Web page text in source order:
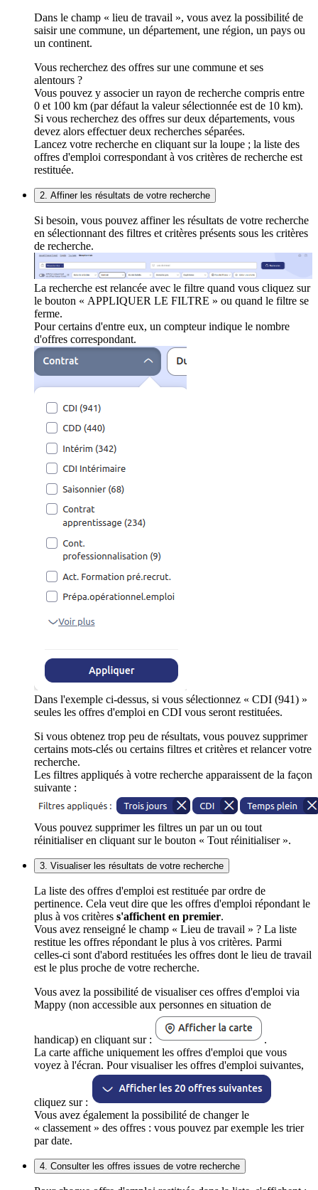
Dans le champ « lieu de travail », vous avez la possibilité de
saisir une commune, un département, une région, un pays ou
un continent.
Vous recherchez des offres sur une commune et ses
alentours ?
Vous pouvez y associer un rayon de recherche compris entre
0 et 100 km (par défaut la valeur sélectionnée est de 10 km).
Si vous recherchez des offres sur deux départements, vous
devez alors effectuer deux recherches séparées.
Lancez votre recherche en cliquant sur la loupe ; la liste des
offres d'emploi correspondant à vos critères de recherche est
restituée.
2. Affiner les résultats de votre recherche
Si besoin, vous pouvez affiner les résultats de votre recherche
en sélectionnant des filtres et critères présents sous les critères
de recherche.
La recherche est relancée avec le filtre quand vous cliquez sur
le bouton « APPLIQUER LE FILTRE » ou quand le filtre se
ferme.
Pour certains d'entre eux, un compteur indique le nombre
d'offres correspondant.
Dans l'exemple ci-dessus, si vous sélectionnez « CDI (941) »
seules les offres d'emploi en CDI vous seront restituées.
Si vous obtenez trop peu de résultats, vous pouvez supprimer
certains mots-clés ou certains filtres et critères et relancer votre
recherche.
Les filtres appliqués à votre recherche apparaissent de la façon
suivante :
Vous pouvez supprimer les filtres un par un ou tout
réinitialiser en cliquant sur le bouton « Tout réinitialiser ».
3. Visualiser les résultats de votre recherche
La liste des offres d'emploi est restituée par ordre de
pertinence. Cela veut dire que les offres d'emploi répondant le
plus à vos critères s'affichent en premier.
Vous avez renseigné le champ « Lieu de travail » ? La liste
restitue les offres répondant le plus à vos critères. Parmi
celles-ci sont d'abord restituées les offres dont le lieu de travail
est le plus proche de votre recherche.
Vous avez la possibilité de visualiser ces offres d'emploi via
Mappy (non accessible aux personnes en situation de
handicap) en cliquant sur :
.
La carte affiche uniquement les offres d'emploi que vous
voyez à l'écran. Pour visualiser les offres d'emploi suivantes,
cliquez sur :
Vous avez également la possibilité de changer le
« classement » des offres : vous pouvez par exemple les trier
par date.
4. Consulter les offres issues de votre recherche